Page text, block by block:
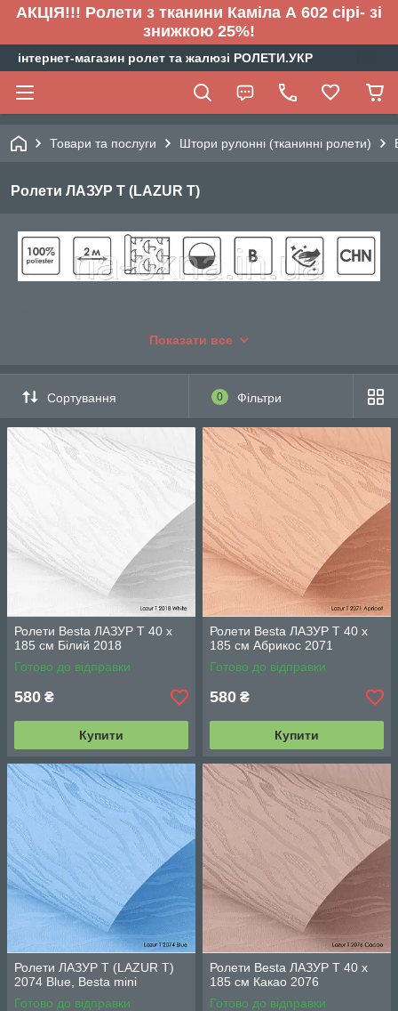
АКЦІЯ!!! Ролети з тканини Каміла А 602 сірі- зі
знижкою 25%!
інтернет-магазин ролет та жалюзі РОЛЕТИ.УКР
Товари та послуги Штори рулонні (тканинні ролети)
Ролети ЛАЗУР Т (LAZUR T)
Показати все
Сортування 0 Фільтри
Ролети Besta ЛАЗУР Т 40 х
185 см Білий 2018
Готово до відправки
580 ₴
Купити
Ролети Besta ЛАЗУР Т 40 х
185 см Абрикос 2071
Готово до відправки
580 ₴
Купити
Ролети ЛАЗУР Т (LAZUR T)
2074 Blue, Besta mini
Готово до відправки
Ролети Besta ЛАЗУР Т 40 х
185 см Какао 2076
Готово до відправки